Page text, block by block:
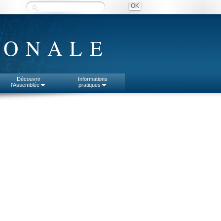
Découvrir
l'Assemblée
Informations
pratiques